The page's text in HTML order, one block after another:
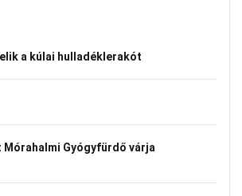
a kúlai hulladéklerakót
Mórahalmi Gyógyfürdő várja